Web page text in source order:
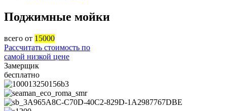
Поджимные мойки
всего от 15000
Рассчитать стоимость по
самой низкой цене
Замерщик
бесплатно